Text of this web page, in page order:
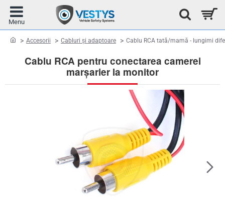
Cablu RCA pentru conectarea camerei
marșarier la monitor
homeAccesorii Cabluri și adaptoare Cablu RCA tată/mamă - lungimi